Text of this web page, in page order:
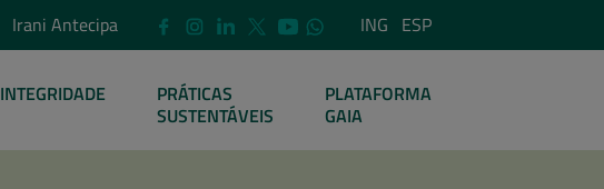
Irani Antecipa ING ESP
INTEGRIDADE
PRÁTICAS
SUSTENTÁVEIS
PLATAFORMA
GAIA